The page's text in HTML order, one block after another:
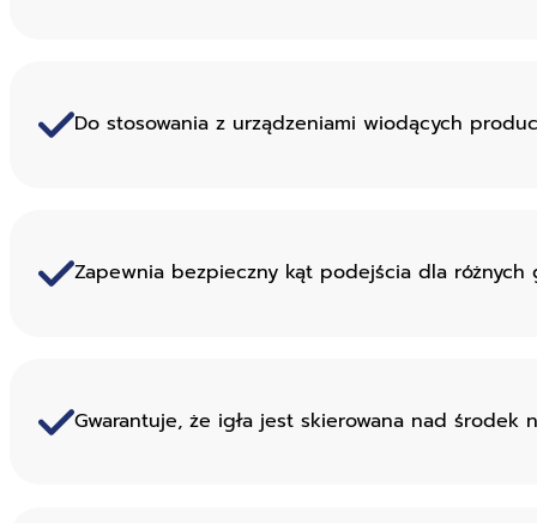
Do stosowania z urządzeniami wiodących
Zapewnia bezpieczny kąt podejścia dla różnych
Gwarantuje, że igła jest skierowana nad środek